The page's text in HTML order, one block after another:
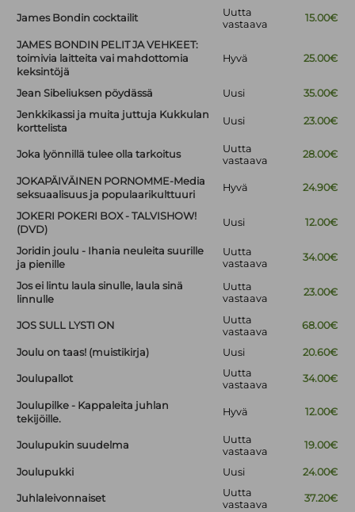
James Bondin cocktailit
Uutta
vastaava
15.00€
JAMES BONDIN PELIT JA VEHKEET:
toimivia laitteita vai mahdottomia
keksintöjä
Hyvä 25.00€
Jean Sibeliuksen pöydässä Uusi
35.00€
Jenkkikassi ja muita juttuja Kukkulan
korttelista
Uusi 23.00€
Joka lyönnillä tulee olla tarkoitus
Uutta
vastaava
28.00€
JOKAPÄIVÄINEN PORNOMME-Media
seksuaalisuus ja populaarikulttuuri
Hyvä 24.90€
JOKERI POKERI BOX - TALVISHOW!
(DVD)
Uusi 12.00€
Joridin joulu - Ihania neuleita suurille
ja pienille
Uutta
vastaava
34.00€
Jos ei lintu laula sinulle, laula sinä
linnulle
Uutta
vastaava
23.00€
JOS SULL LYSTI ON
Uutta
vastaava
68.00€
Joulu on taas! (muistikirja) Uusi 20.60€
Joulupallot
Uutta
vastaava
34.00€
Joulupilke - Kappaleita juhlan
tekijöille.
Hyvä 12.00€
Joulupukin suudelma
Uutta
vastaava
19.00€
Joulupukki Uusi 24.00€
Juhlaleivonnaiset
Uutta
vastaava
37.20€